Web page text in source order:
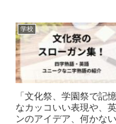
学校
「文化祭、学園祭で記
なカッコいい表現や、
ンのアイデア、何かな